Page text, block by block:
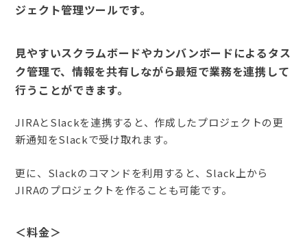
ジェクト管理ツールです。
見やすいスクラムボードやカンバンボードによるタス
ク管理で、情報を共有しながら最短で業務を連携して
行うことができます。
JIRAとSlackを連携すると、作成したプロジェクトの更
新通知をSlackで受け取れます。
更に、Slackのコマンドを利用すると、Slack上から
JIRAのプロジェクトを作ることも可能です。
＜料金＞